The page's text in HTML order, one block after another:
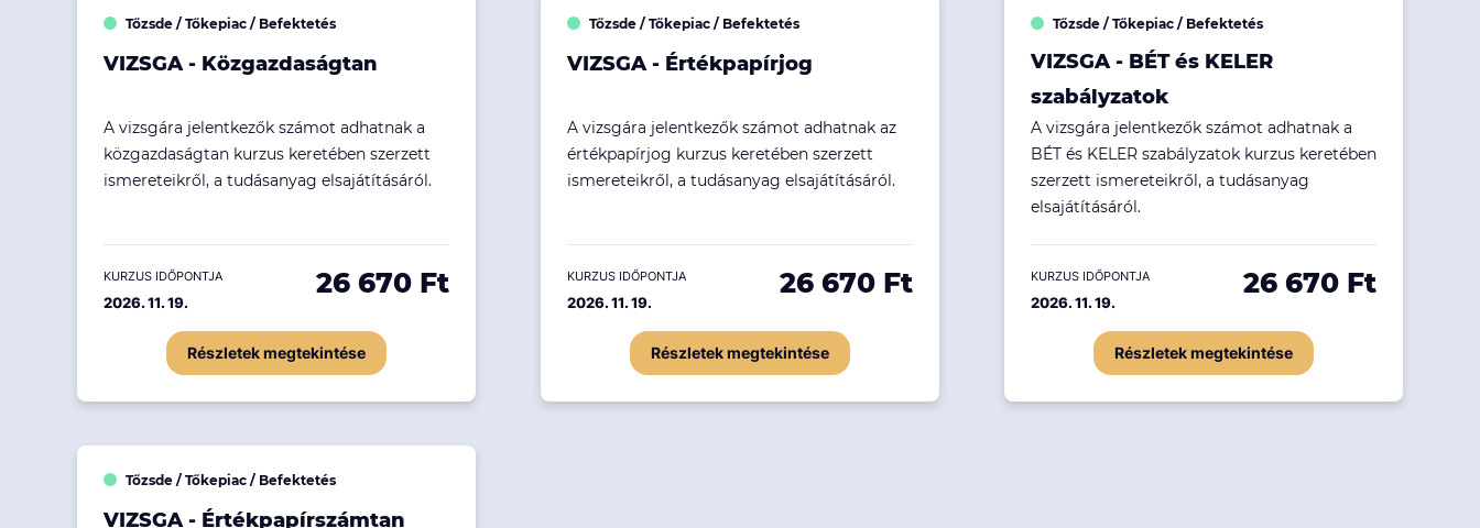
Tőzsde / Tőkepiac / Befektetés
VIZSGA - Közgazdaságtan
A vizsgára jelentkezők számot adhatnak a
közgazdaságtan kurzus keretében szerzett
ismereteikről, a tudásanyag elsajátításáról.
KURZUS IDŐPONTJA
2026. 11. 19.
26 670 Ft
Részletek megtekintése
Tőzsde / Tőkepiac / Befektetés
VIZSGA - Értékpapírjog
A vizsgára jelentkezők számot adhatnak az
értékpapírjog kurzus keretében szerzett
ismereteikről, a tudásanyag elsajátításáról.
KURZUS IDŐPONTJA
2026. 11. 19.
26 670 Ft
Részletek megtekintése
Tőzsde / Tőkepiac / Befektetés
VIZSGA - BÉT és KELER
szabályzatok
A vizsgára jelentkezők számot adhatnak a
BÉT és KELER szabályzatok kurzus keretében
szerzett ismereteikről, a tudásanyag
elsajátításáról.
KURZUS IDŐPONTJA
2026. 11. 19.
26 670 Ft
Részletek megtekintése
Tőzsde / Tőkepiac / Befektetés
VIZSGA - Értékpapírszámtan